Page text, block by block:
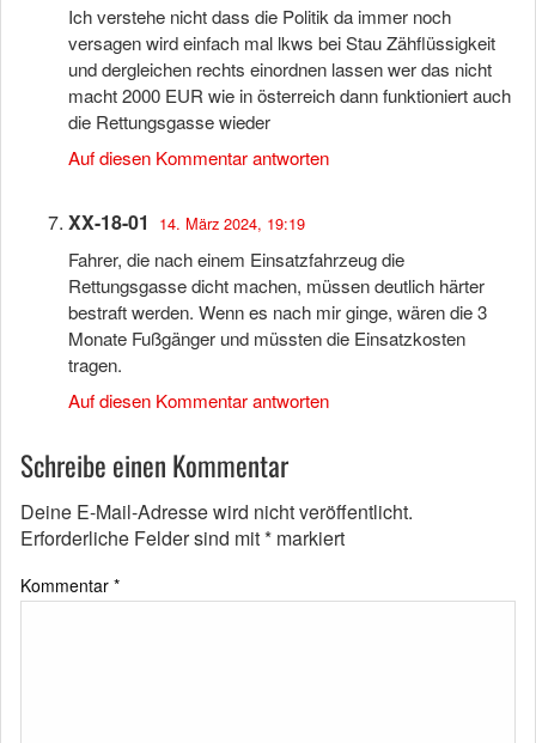
Ich verstehe nicht dass die Politik da immer noch
versagen wird einfach mal lkws bei Stau Zähflüssigkeit
und dergleichen rechts einordnen lassen wer das nicht
macht 2000 EUR wie in österreich dann funktioniert auch
die Rettungsgasse wieder
Auf diesen Kommentar antworten
XX-18-01 14. März 2024, 19:19
Fahrer, die nach einem Einsatzfahrzeug die
Rettungsgasse dicht machen, müssen deutlich härter
bestraft werden. Wenn es nach mir ginge, wären die 3
Monate Fußgänger und müssten die Einsatzkosten
tragen.
Auf diesen Kommentar antworten
Schreibe einen Kommentar
Deine E-Mail-Adresse wird nicht veröffentlicht.
Erforderliche Felder sind mit* markiert
Kommentar *